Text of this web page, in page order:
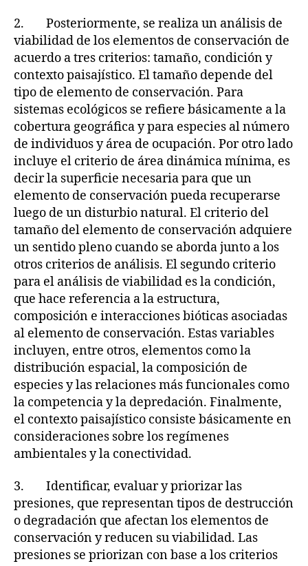
2. Posteriormente, se realiza un análisis de
viabilidad de los elementos de conservación de
acuerdo a tres criterios: tamaño, condición y
contexto paisajístico. El tamaño depende del
tipo de elemento de conservación. Para
sistemas ecológicos se refiere básicamente a la
cobertura geográfica y para especies al número
de individuos y área de ocupación. Por otro lado
incluye el criterio de área dinámica mínima, es
decir la superficie necesaria para que un
elemento de conservación pueda recuperarse
luego de un disturbio natural. El criterio del
tamaño del elemento de conservación adquiere
un sentido pleno cuando se aborda junto a los
otros criterios de análisis. El segundo criterio
para el análisis de viabilidad es la condición,
que hace referencia a la estructura,
composición e interacciones bióticas asociadas
al elemento de conservación. Estas variables
incluyen, entre otros, elementos como la
distribución espacial, la composición de
especies y las relaciones más funcionales como
la competencia y la depredación. Finalmente,
el contexto paisajístico consiste básicamente en
consideraciones sobre los regímenes
ambientales y la conectividad.
3. Identificar, evaluar y priorizar las
presiones, que representan tipos de destrucción
o degradación que afectan los elementos de
conservación y reducen su viabilidad. Las
presiones se priorizan con base a los criterios